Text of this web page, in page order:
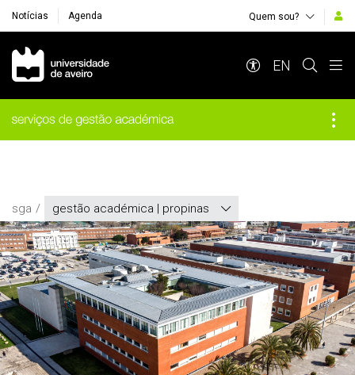
Notícias Agenda Quem sou?
Navegação Principal
EN
sga gestão académica | propinas